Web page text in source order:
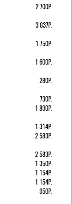
2 700Р.
3 837Р.
1 750Р.
1 600Р.
280Р.
730Р.
1 890Р.
1 314Р.
2 583Р.
2 583Р.
1 350Р.
1 154Р.
1 154Р.
950Р.